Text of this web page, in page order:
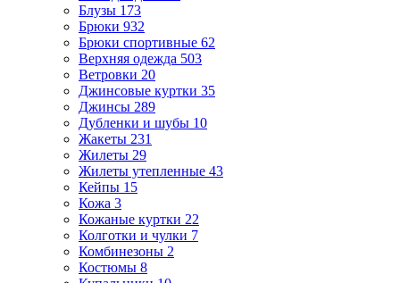
Блузы 173
Брюки 932
Брюки спортивные 62
Верхняя одежда 503
Ветровки 20
Джинсовые куртки 35
Джинсы 289
Дубленки и шубы 10
Жакеты 231
Жилеты 29
Жилеты утепленные 43
Кейпы 15
Кожа 3
Кожаные куртки 22
Колготки и чулки 7
Комбинезоны 2
Костюмы 8